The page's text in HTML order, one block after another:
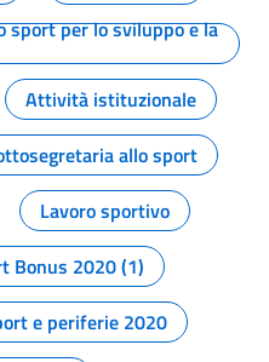
sport per lo sviluppo e la
Attività istituzionale
allo sport
Lavoro sportivo
Bonus 2020 (1)
e periferie 2020